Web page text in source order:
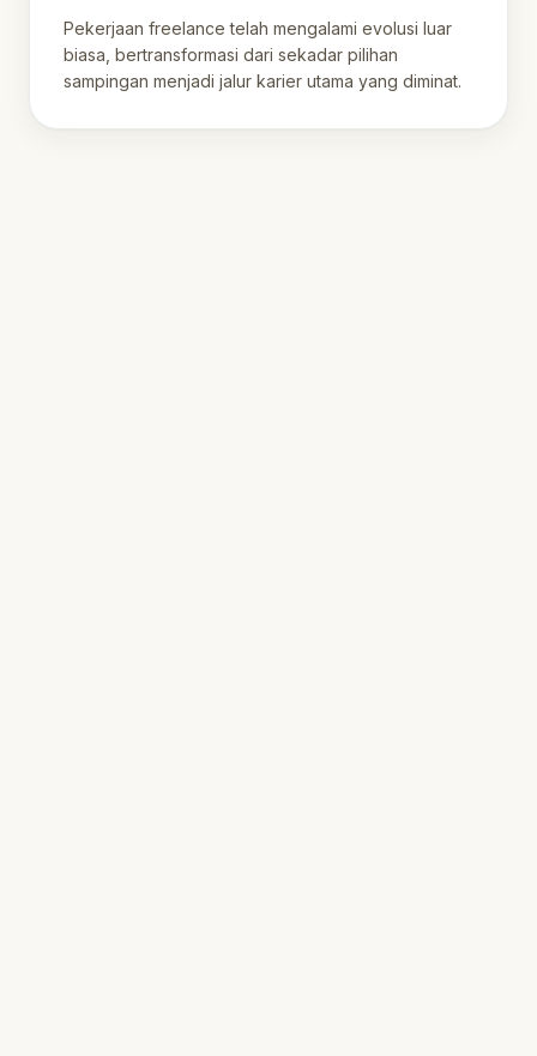
Digital 2026
Pekerjaan freelance telah mengalami evolusi luar
biasa, bertransformasi dari sekadar pilihan
sampingan menjadi jalur karier utama yang diminat.